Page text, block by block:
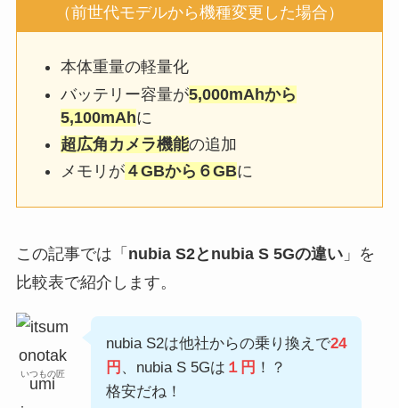
（前世代モデルから機種変更した場合）
本体重量の軽量化
バッテリー容量が5,000mAhから
5,100mAhに
超広角カメラ機能の追加
メモリが ４GBから６GBに
この記事では「 nubia S2とnubia S 5Gの違い」を
比較表で紹介します。
いつもの匠
nubia S2は他社からの乗り換えで24
円 、nubia S 5Gは １円 ！？
格安だね！